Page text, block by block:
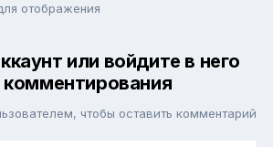
отображения
или войдите в него
комментирования
чтобы оставить комментарий